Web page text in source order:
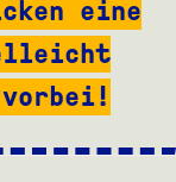
eine